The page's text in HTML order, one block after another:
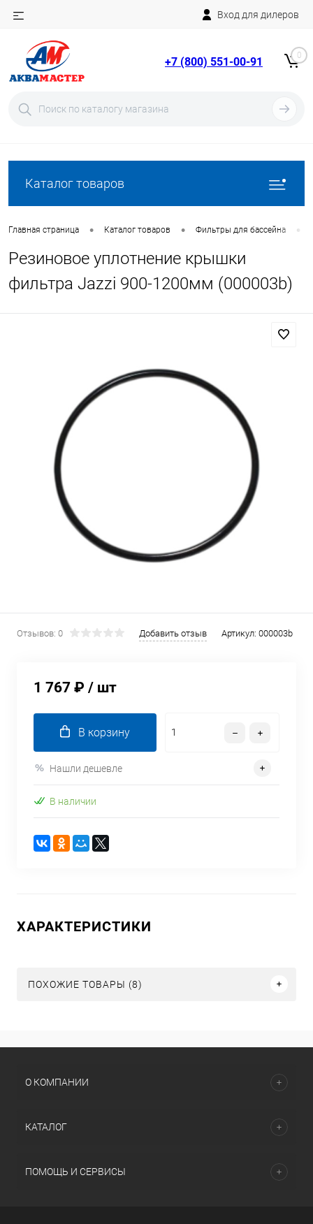
Вход для дилеров
+7 (800) 551-00-91 0
Каталог товаров
Главная страница • Каталог товаров • Фильтры для бассейна •
Резиновое уплотнение крышки
фильтра Jazzi 900-1200мм (000003b)
Отзывов: 0 Добавить отзыв Артикул: 000003b
1 767 ₽ / шт
В корзину
Нашли дешевле
В наличии
ХАРАКТЕРИСТИКИ
ПОХОЖИЕ ТОВАРЫ (8)
О КОМПАНИИ
КАТАЛОГ
ПОМОЩЬ И СЕРВИСЫ